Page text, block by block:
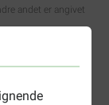
andet er angivet
belønning
indeni.